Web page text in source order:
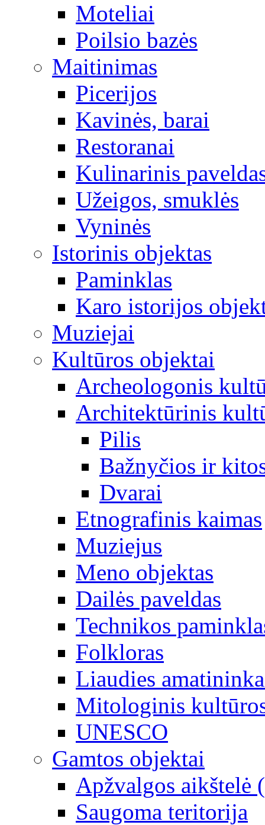
Moteliai
Poilsio bazės
Maitinimas
Picerijos
Kavinės, barai
Restoranai
Kulinarinis
Užeigos, smuklės
Vyninės
Istorinis objektas
Paminklas
Karo istorijos
Muziejai
Kultūros objektai
Archeologonis
Architektūrinis
Pilis
Bažnyčios ir
Dvarai
Etnografinis kaimas
Muziejus
Meno objektas
Dailės paveldas
Technikos
Folkloras
Liaudies
Mitologinis
UNESCO
Gamtos objektai
Apžvalgos aikštelė
Saugoma teritorija